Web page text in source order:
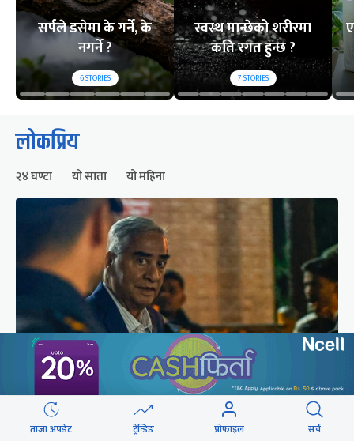
सर्पले डसेमा के गर्ने, के
नगर्ने ?
6STORIES
स्वस्थ मान्छेको शरीरमा
कति रगत हुन्छ ?
7STORIES
लोकप्रिय
२४ घण्टा यो साता यो महिना
शेरबहादुर देउवा स्वदेश फर्किने समय परिवर्तन
ताजा अपडेट ट्रेन्डिङ प्रोफाइल सर्च